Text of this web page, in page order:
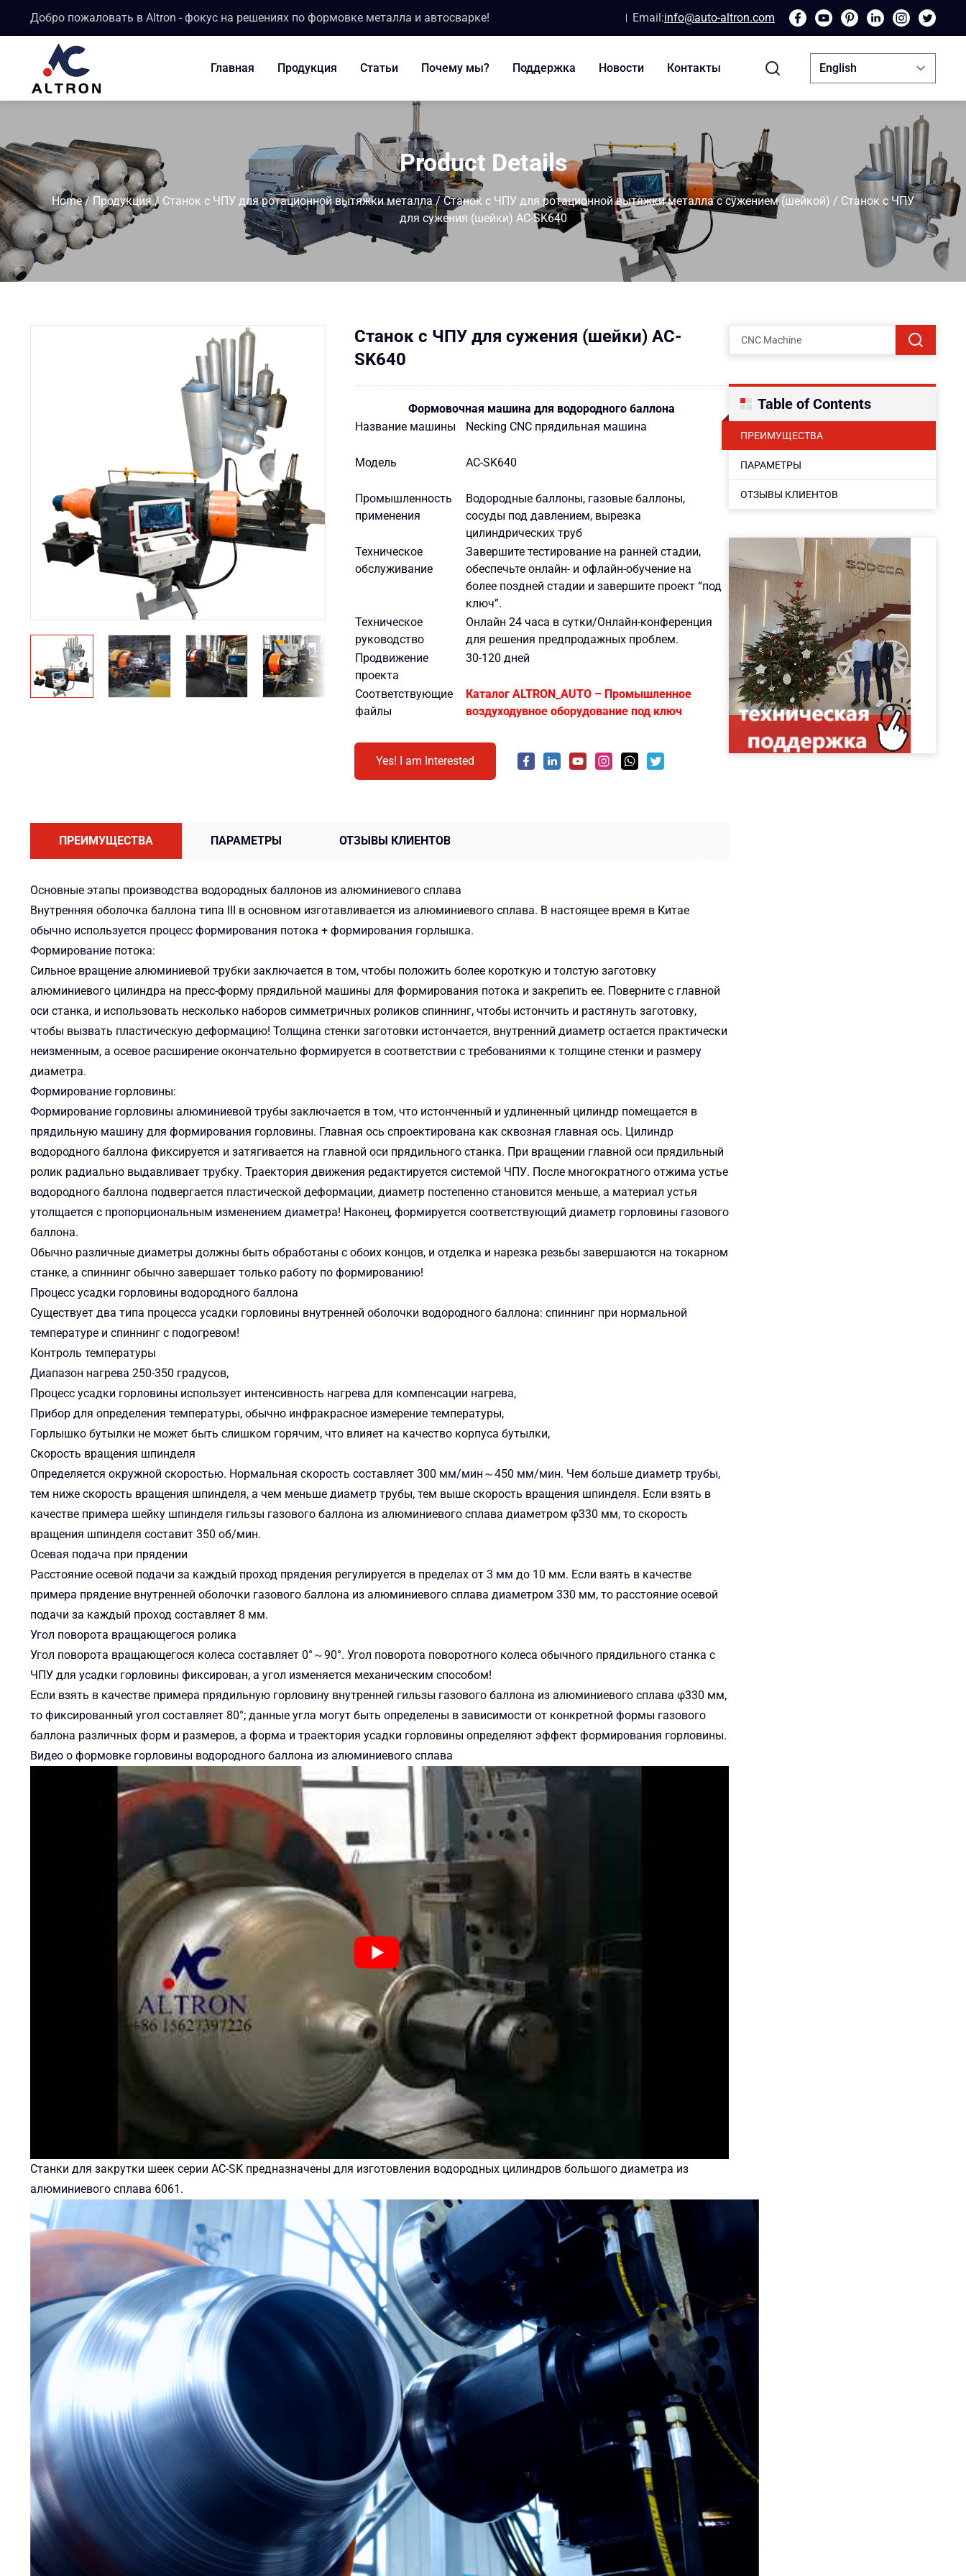
Добро пожаловать в Altron - фокус на решениях по формовке металла и автосварке! Email:info@auto-altron.com
Главная Продукция Статьи Почему мы? Поддержка Новости Контакты
Product Details
Home/ Продукция/ Станок с ЧПУ для ротационной вытяжки металла/ Станок с ЧПУ для ротационной вытяжки металла с сужением (шейкой) / Станок с ЧПУ
для сужения (шейки) AC-SK640
Станок с ЧПУ для сужения (шейки) AC-
SK640
Формовочная машина для водородного баллона
Название машины
Necking CNC прядильная машина
Модель AC-SK640
Промышленность
применения
Водородные баллоны, газовые баллоны,
сосуды под давлением, вырезка
цилиндрических труб
Техническое
обслуживание
Завершите тестирование на ранней стадии,
обеспечьте онлайн- и офлайн-обучение на
более поздней стадии и завершите проект “под
ключ”.
Техническое
руководство
Онлайн 24 часа в сутки/Онлайн-конференция
для решения предпродажных проблем.
Продвижение
проекта
30-120 дней
Соответствующие
файлы
Каталог ALTRON_AUTO – Промышленное
воздуходувное оборудование под ключ
Yes! I am Interested
ПРЕИМУЩЕСТВА ПАРАМЕТРЫ ОТЗЫВЫ КЛИЕНТОВ
Основные этапы производства водородных баллонов из алюминиевого сплава
Внутренняя оболочка баллона типа III в основном изготавливается из алюминиевого сплава. В настоящее время в Китае
обычно используется процесс формирования потока + формирования горлышка.
Формирование потока:
Сильное вращение алюминиевой трубки заключается в том, чтобы положить более короткую и толстую заготовку
алюминиевого цилиндра на пресс-форму прядильной машины для формирования потока и закрепить ее. Поверните с главной
оси станка, и использовать несколько наборов симметричных роликов спиннинг, чтобы истончить и растянуть заготовку,
чтобы вызвать пластическую деформацию! Толщина стенки заготовки истончается, внутренний диаметр остается практически
неизменным, а осевое расширение окончательно формируется в соответствии с требованиями к толщине стенки и размеру
диаметра.
Формирование горловины:
Формирование горловины алюминиевой трубы заключается в том, что истонченный и удлиненный цилиндр помещается в
прядильную машину для формирования горловины. Главная ось спроектирована как сквозная главная ось. Цилиндр
водородного баллона фиксируется и затягивается на главной оси прядильного станка. При вращении главной оси прядильный
ролик радиально выдавливает трубку. Траектория движения редактируется системой ЧПУ. После многократного отжима устье
водородного баллона подвергается пластической деформации, диаметр постепенно становится меньше, а материал устья
утолщается с пропорциональным изменением диаметра! Наконец, формируется соответствующий диаметр горловины газового
баллона.
Обычно различные диаметры должны быть обработаны с обоих концов, и отделка и нарезка резьбы завершаются на токарном
станке, а спиннинг обычно завершает только работу по формированию!
Процесс усадки горловины водородного баллона
Существует два типа процесса усадки горловины внутренней оболочки водородного баллона: спиннинг при нормальной
температуре и спиннинг с подогревом!
Контроль температуры
Диапазон нагрева 250-350 градусов,
Процесс усадки горловины использует интенсивность нагрева для компенсации нагрева,
Прибор для определения температуры, обычно инфракрасное измерение температуры,
Горлышко бутылки не может быть слишком горячим, что влияет на качество корпуса бутылки,
Скорость вращения шпинделя
Определяется окружной скоростью. Нормальная скорость составляет 300 мм/мин～450 мм/мин. Чем больше диаметр трубы,
тем ниже скорость вращения шпинделя, а чем меньше диаметр трубы, тем выше скорость вращения шпинделя. Если взять в
качестве примера шейку шпинделя гильзы газового баллона из алюминиевого сплава диаметром φ330 мм, то скорость
вращения шпинделя составит 350 об/мин.
Осевая подача при прядении
Расстояние осевой подачи за каждый проход прядения регулируется в пределах от 3 мм до 10 мм. Если взять в качестве
примера прядение внутренней оболочки газового баллона из алюминиевого сплава диаметром 330 мм, то расстояние осевой
подачи за каждый проход составляет 8 мм.
Угол поворота вращающегося ролика
Угол поворота вращающегося колеса составляет 0°～90°. Угол поворота поворотного колеса обычного прядильного станка с
ЧПУ для усадки горловины фиксирован, а угол изменяется механическим способом!
Если взять в качестве примера прядильную горловину внутренней гильзы газового баллона из алюминиевого сплава φ330 мм,
то фиксированный угол составляет 80°; данные угла могут быть определены в зависимости от конкретной формы газового
баллона различных форм и размеров, а форма и траектория усадки горловины определяют эффект формирования горловины.
Видео о формовке горловины водородного баллона из алюминиевого сплава
Станки для закрутки шеек серии AC-SK предназначены для изготовления водородных цилиндров большого диаметра из
алюминиевого сплава 6061.
Table of Contents
ПРЕИМУЩЕСТВА
ПАРАМЕТРЫ
ОТЗЫВЫ КЛИЕНТОВ